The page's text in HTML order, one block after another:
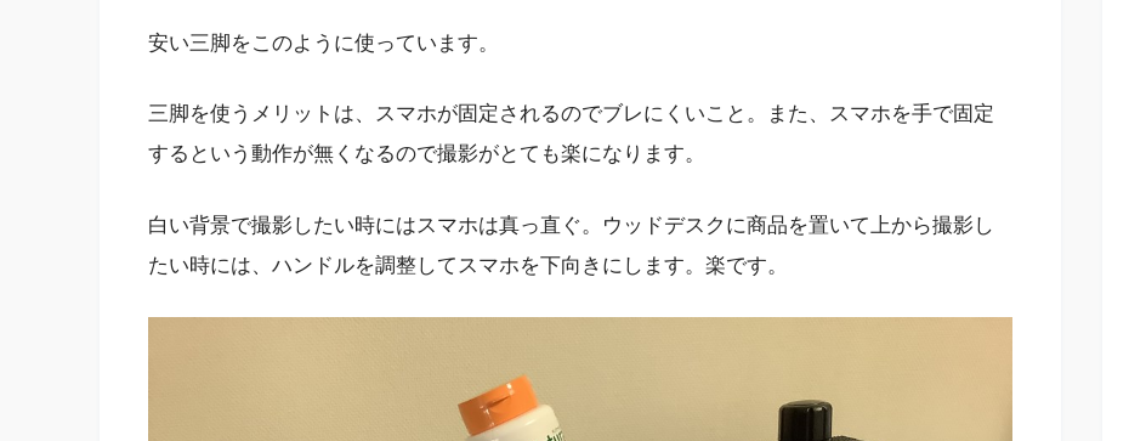
安い三脚をこのように使っています。
三脚を使うメリットは、スマホが固定されるのでブレにくいこと。また、スマホを手で固定
するという動作が無くなるので撮影がとても楽になります。
白い背景で撮影したい時にはスマホは真っ直ぐ。ウッドデスクに商品を置いて上から撮影し
たい時には、ハンドルを調整してスマホを下向きにします。楽です。